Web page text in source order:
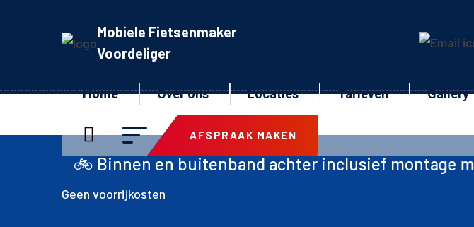
Mobiele Fietsenmaker
Voordeliger
Home Over ons Locaties Tarieven Gallery
AFSPRAAK MAKEN
en buitenband achter inclusief montage met garantie –
Geen voorrijkosten